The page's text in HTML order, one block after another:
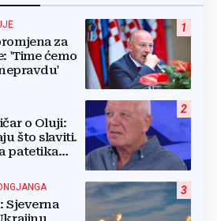
1
za
'Time ćemo
2
o Oluji:
što slaviti.
patetika
3
Sjeverna